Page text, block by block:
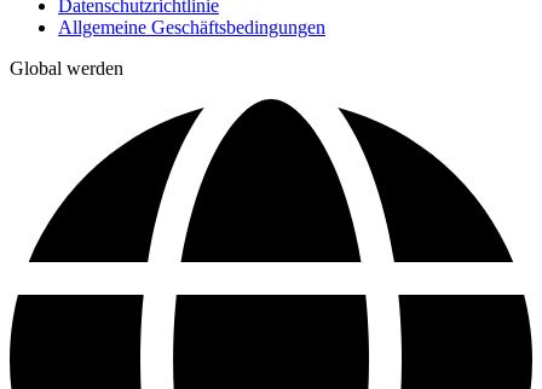
Datenschutzrichtlinie
Allgemeine Geschäftsbedingungen
Global werden